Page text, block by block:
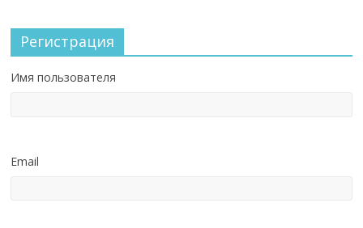
Регистрация
Имя пользователя
Email